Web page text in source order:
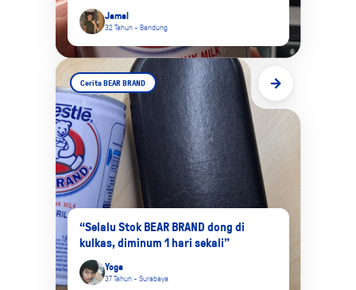
Jamal
32 Tahun - Bandung
Cerita BEAR BRAND
“Selalu Stok BEAR BRAND dong di
kulkas, diminum 1 hari sekali”
Yoga
37 Tahun - Surabaya